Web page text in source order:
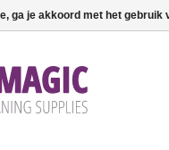
ga je akkoord met het